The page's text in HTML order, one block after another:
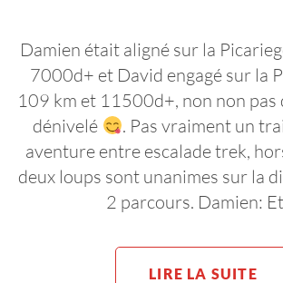
Damien était aligné sur la
7000d+ et David engagé sur la
109 km et 11500d+, non non pas
dénivelé
. Pas vraiment un
aventure entre escalade trek,
deux loups sont unanimes sur la
2 parcours. Damien:
LIRE LA SUITE